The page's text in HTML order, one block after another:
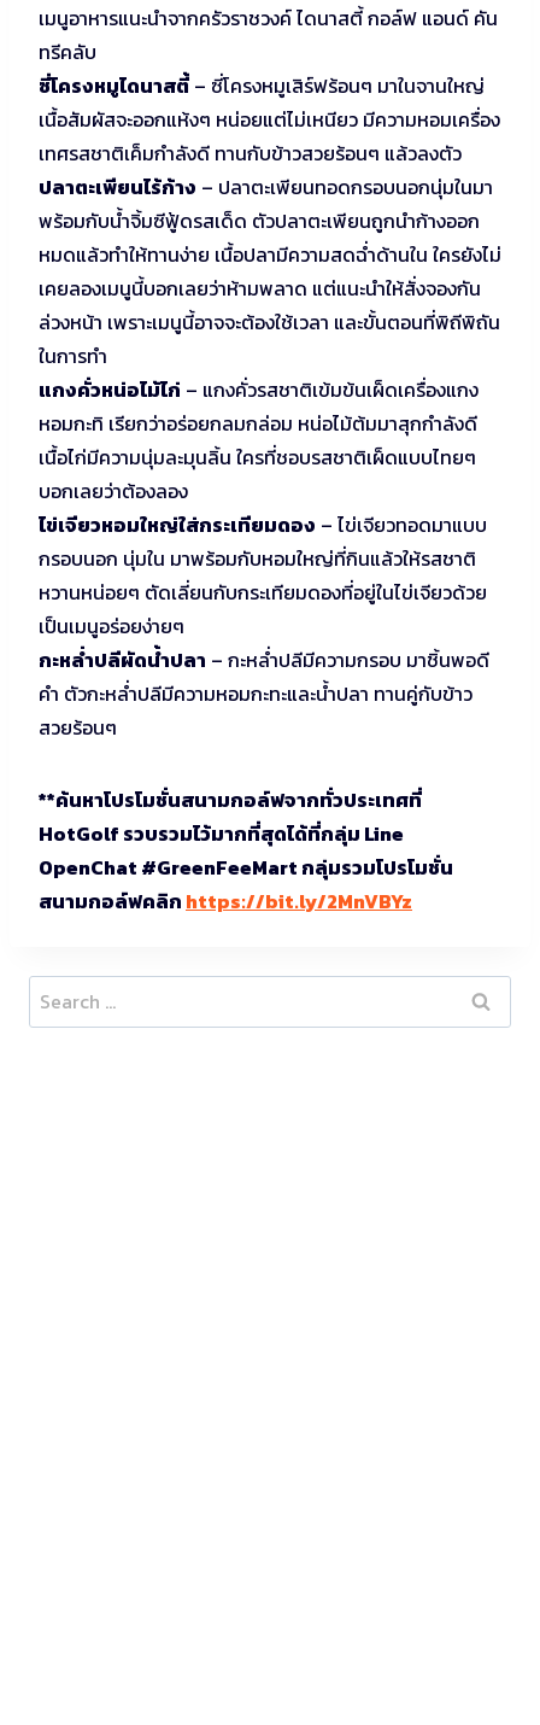
เมนูอาหารแนะนำจากครัวราชวงค์ ไดนาสตี้ กอล์ฟ แอนด์ คัน
ทรีคลับ
ซี่โครงหมูไดนาสตี้ – ซี่โครงหมูเสิร์ฟร้อนๆ มาในจานใหญ่
เนื้อสัมผัสจะออกแห้งๆ หน่อยแต่ไม่เหนียว มีความหอมเครื่อง
เทศรสชาติเค็มกำลังดี ทานกับข้าวสวยร้อนๆ แล้วลงตัว
ปลาตะเพียนไร้ก้าง – ปลาตะเพียนทอดกรอบนอกนุ่มในมา
พร้อมกับน้ำจิ้มซีฟู้ดรสเด็ด ตัวปลาตะเพียนถูกนำก้างออก
หมดแล้วทำให้ทานง่าย เนื้อปลามีความสดฉ่ำด้านใน ใครยังไม่
เคยลองเมนูนี้บอกเลยว่าห้ามพลาด แต่แนะนำให้สั่งจองกัน
ล่วงหน้า เพราะเมนูนี้อาจจะต้องใช้เวลา และขั้นตอนที่พิถีพิถัน
ในการทำ
แกงคั่วหน่อไม้ไก่ – แกงคั่วรสชาติเข้มข้นเผ็ดเครื่องแกง
หอมกะทิ เรียกว่าอร่อยกลมกล่อม หน่อไม้ต้มมาสุกกำลังดี
เนื้อไก่มีความนุ่มละมุนลิ้น ใครที่ชอบรสชาติเผ็ดแบบไทยๆ
บอกเลยว่าต้องลอง
ไข่เจียวหอมใหญ่ใส่กระเทียมดอง – ไข่เจียวทอดมาแบบ
กรอบนอก นุ่มใน มาพร้อมกับหอมใหญ่ที่กินแล้วให้รสชาติ
หวานหน่อยๆ ตัดเลี่ยนกับกระเทียมดองที่อยู่ในไข่เจียวด้วย
เป็นเมนูอร่อยง่ายๆ
กะหล่ำปลีผัดน้ำปลา – กะหล่ำปลีมีความกรอบ มาชิ้นพอดี
คำ ตัวกะหล่ำปลีมีความหอมกะทะและน้ำปลา ทานคู่กับข้าว
สวยร้อนๆ
**ค้นหาโปรโมชั่นสนามกอล์ฟจากทั่วประเทศที่
HotGolf รวบรวมไว้มากที่สุดได้ที่กลุ่ม Line
OpenChat #GreenFeeMart กลุ่มรวมโปรโมชั่น
สนามกอล์ฟคลิก https://bit.ly/2MnVBYz
Search
for: